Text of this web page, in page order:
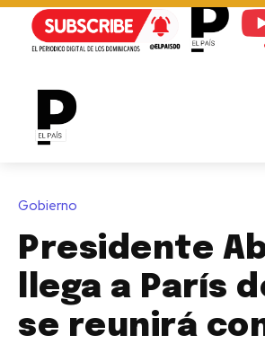
Gobierno
Presidente
llega a París
se reunirá